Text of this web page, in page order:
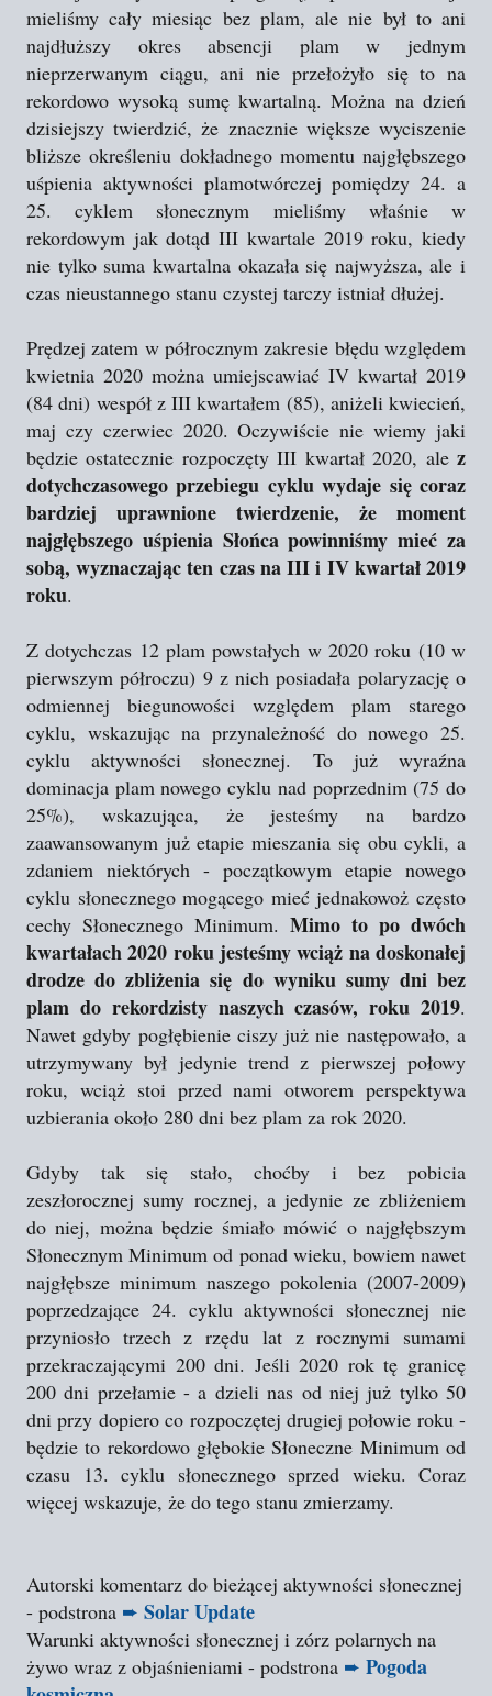
mieliśmy cały miesiąc bez plam, ale nie był to ani
najdłuższy okres absencji plam w jednym
nieprzerwanym ciągu, ani nie przełożyło się to na
rekordowo wysoką sumę kwartalną. Można na dzień
dzisiejszy twierdzić, że znacznie większe wyciszenie
bliższe określeniu dokładnego momentu najgłębszego
uśpienia aktywności plamotwórczej pomiędzy 24. a
25. cyklem słonecznym mieliśmy właśnie w
rekordowym jak dotąd III kwartale 2019 roku, kiedy
nie tylko suma kwartalna okazała się najwyższa, ale i
czas nieustannego stanu czystej tarczy istniał dłużej.
Prędzej zatem w półrocznym zakresie błędu względem
kwietnia 2020 można umiejscawiać IV kwartał 2019
(84 dni) wespół z III kwartałem (85), aniżeli kwiecień,
maj czy czerwiec 2020. Oczywiście nie wiemy jaki
będzie ostatecznie rozpoczęty III kwartał 2020, ale z
dotychczasowego przebiegu cyklu wydaje się coraz
bardziej uprawnione twierdzenie, że moment
najgłębszego uśpienia Słońca powinniśmy mieć za
sobą, wyznaczając ten czas na III i IV kwartał 2019
roku.
Z dotychczas 12 plam powstałych w 2020 roku (10 w
pierwszym półroczu) 9 z nich posiadała polaryzację o
odmiennej biegunowości względem plam starego
cyklu, wskazując na przynależność do nowego 25.
cyklu aktywności słonecznej. To już wyraźna
dominacja plam nowego cyklu nad poprzednim (75 do
25%), wskazująca, że jesteśmy na bardzo
zaawansowanym już etapie mieszania się obu cykli, a
zdaniem niektórych - początkowym etapie nowego
cyklu słonecznego mogącego mieć jednakowoż często
cechy Słonecznego Minimum. Mimo to po dwóch
kwartałach 2020 roku jesteśmy wciąż na doskonałej
drodze do zbliżenia się do wyniku sumy dni bez
plam do rekordzisty naszych czasów, roku 2019.
Nawet gdyby pogłębienie ciszy już nie następowało, a
utrzymywany był jedynie trend z pierwszej połowy
roku, wciąż stoi przed nami otworem perspektywa
uzbierania około 280 dni bez plam za rok 2020.
Gdyby tak się stało, choćby i bez pobicia
zeszłorocznej sumy rocznej, a jedynie ze zbliżeniem
do niej, można będzie śmiało mówić o najgłębszym
Słonecznym Minimum od ponad wieku, bowiem nawet
najgłębsze minimum naszego pokolenia (2007-2009)
poprzedzające 24. cyklu aktywności słonecznej nie
przyniosło trzech z rzędu lat z rocznymi sumami
przekraczającymi 200 dni. Jeśli 2020 rok tę granicę
200 dni przełamie - a dzieli nas od niej już tylko 50
dni przy dopiero co rozpoczętej drugiej połowie roku -
będzie to rekordowo głębokie Słoneczne Minimum od
czasu 13. cyklu słonecznego sprzed wieku. Coraz
więcej wskazuje, że do tego stanu zmierzamy.
Autorski komentarz do bieżącej aktywności słonecznej
- podstrona ➨ Solar Update
Warunki aktywności słonecznej i zórz polarnych na
żywo wraz z objaśnieniami - podstrona ➨ Pogoda